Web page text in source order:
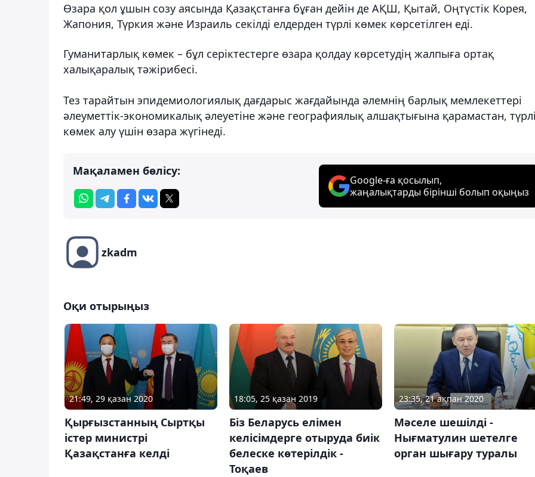
Өзара қол ұшын созу аясында Қазақстанға бұған дейін де АҚШ, Қытай, Оңтүстік Корея,
Жапония, Түркия және Израиль секілді елдерден түрлі көмек көрсетілген еді.
Гуманитарлық көмек – бұл серіктестерге өзара қолдау көрсетудің жалпыға ортақ
халықаралық тәжірибесі.
Тез тарайтын эпидемиологиялық дағдарыс жағдайында әлемнің барлық мемлекеттері
әлеуметтік-экономикалық әлеуетіне және географиялық алшақтығына қарамастан,
көмек алу үшін өзара жүгінеді.
Мақаламен бөлісу:
Google-ға қосылып,
жаңалықтарды бірінші болып оқыңыз
zkadm
Оқи отырыңыз
21:49, 29 қазан 2020
Қырғызстанның Сыртқы
істер министрі
Қазақстанға келді
18:05, 25 қазан 2019
Біз Беларусь елімен
келісімдерге отыруда биік
белеске көтерілдік -
Тоқаев
23:35, 21 ақпан 2020
Мәселе шешілді -
Нығматулин шетелге
орган шығару туралы